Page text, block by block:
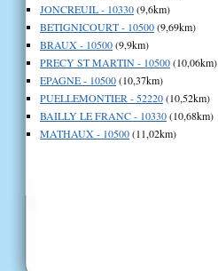
JONCREUIL - 10330(9,6km)
BETIGNICOURT - 10500(9,69km)
BRAUX - 10500(9,9km)
PRECY ST MARTIN - 10500(10,06km)
EPAGNE - 10500(10,37km)
PUELLEMONTIER - 52220(10,52km)
BAILLY LE FRANC - 10330(10,68km)
MATHAUX - 10500(11,02km)